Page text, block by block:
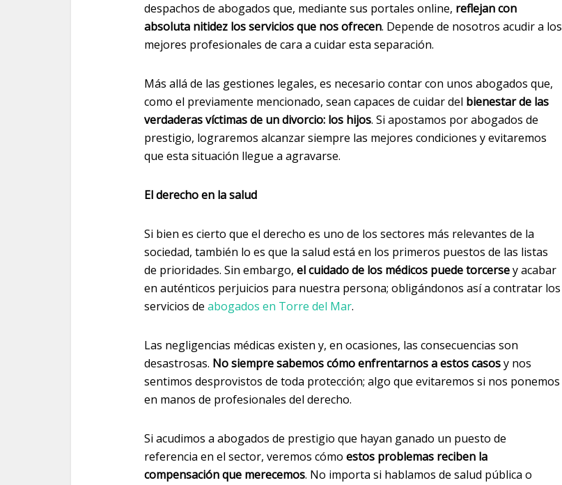
despachos de abogados que, mediante sus portales online, reflejan con
absoluta nitidez los servicios que nos ofrecen. Depende de nosotros acudir a los
mejores profesionales de cara a cuidar esta separación.
Más allá de las gestiones legales, es necesario contar con unos abogados que,
como el previamente mencionado, sean capaces de cuidar del bienestar de las
verdaderas víctimas de un divorcio: los hijos. Si apostamos por abogados de
prestigio, lograremos alcanzar siempre las mejores condiciones y evitaremos
que esta situación llegue a agravarse.
El derecho en la salud
Si bien es cierto que el derecho es uno de los sectores más relevantes de la
sociedad, también lo es que la salud está en los primeros puestos de las listas
de prioridades. Sin embargo, el cuidado de los médicos puede torcersey acabar
en auténticos perjuicios para nuestra persona; obligándonos así a contratar los
servicios de abogados en Torre del Mar.
Las negligencias médicas existen y, en ocasiones, las consecuencias son
desastrosas. No siempre sabemos cómo enfrentarnos a estos casosy nos
sentimos desprovistos de toda protección; algo que evitaremos si nos ponemos
en manos de profesionales del derecho.
Si acudimos a abogados de prestigio que hayan ganado un puesto de
referencia en el sector, veremos cómo estos problemas reciben la
compensación que merecemos. No importa si hablamos de salud pública o